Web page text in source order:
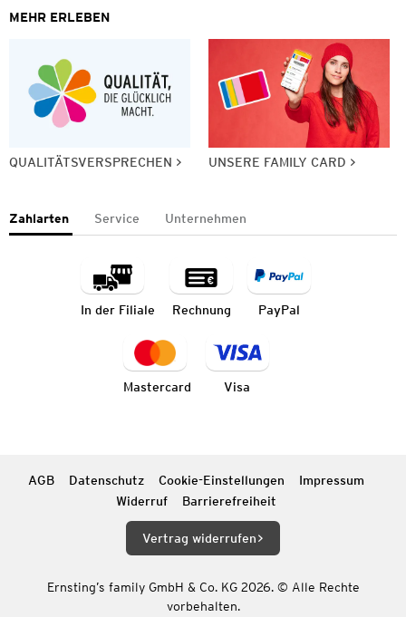
MEHR ERLEBEN
QUALITÄTSVERSPRECHEN UNSERE FAMILY CARD
Zahlarten Service Unternehmen
In der Filiale Rechnung PayPal
Mastercard Visa
AGB Datenschutz Cookie-Einstellungen
Impressum
Widerruf
Barrierefreiheit
Vertrag widerrufen
Ernsting’s family GmbH & Co. KG 2026. © Alle Rechte
vorbehalten.